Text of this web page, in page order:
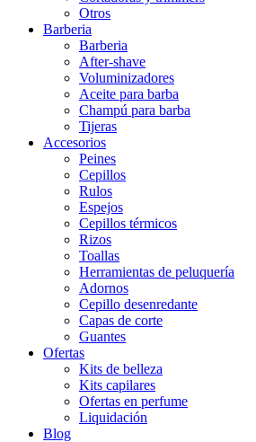
Otros
Barberia
Barberia
After-shave
Voluminizadores
Aceite para barba
Champú para barba
Tijeras
Accesorios
Peines
Cepillos
Rulos
Espejos
Cepillos térmicos
Rizos
Toallas
Herramientas de peluquería
Adornos
Cepillo desenredante
Capas de corte
Guantes
Ofertas
Kits de belleza
Kits capilares
Ofertas en perfume
Liquidación
Blog